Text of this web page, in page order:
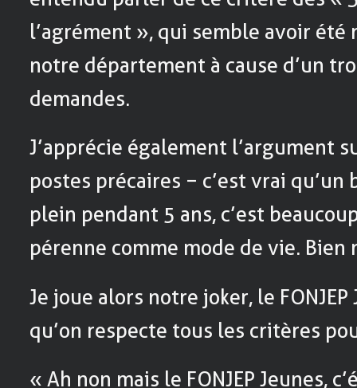
l’agrément », qui semble avoir été
notre département à cause d’un
demandes.
J’apprécie également l’argument
postes précaires − c’est vrai
plein pendant 5 ans, c’est
pérenne comme mode de vie.
Je joue alors notre joker, le
qu’on respecte tous les critères
« Ah non mais le FONJEP Jeunes,